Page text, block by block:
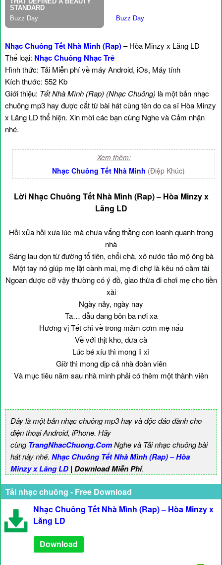
Nhạc Chuông Tết Nhà Mình (Rap)– Hòa Minzy x Lăng LD
Thể loại: Nhạc Chuông Nhạc Trẻ
Hình thức: Tải Miễn phí về máy Android, iOs, Máy tính
Kích thước: 552 Kb
Giới thiệu: Tết Nhà Mình (Rap) (Nhạc Chuông) là một bản nhạc
chuông mp3 hay được cắt từ bài hát cùng tên do ca sĩ Hòa Minzy
x Lăng LD thể hiện. Xin mời các bạn cùng Nghe và Cảm nhận
nhé.
Xem thêm:
Nhạc Chuông Tết Nhà Mình (Điệp Khúc)
Lời Nhạc Chuông Tết Nhà Mình (Rap) – Hòa Minzy x
Lăng LD
Hồi xửa hồi xưa lúc mà chưa vắng thằng con loanh quanh trong
nhà
Sáng lau dọn từ đường tổ tiên, chổi chà, xô nước tảo mộ ông bà
Một tay nó giúp mẹ lặt cành mai, mẹ đi chợ là kêu nó cầm tài
Ngoan được cỡ vậy thường có ý đồ, giao thừa đi chơi mẹ cho tiền
xài
Ngày nảy, ngày nay
Ta… dẫu đang bôn ba nơi xa
Hương vị Tết chỉ về trong mâm cơm mẹ nấu
Về với thịt kho, dưa cà
Lúc bé xíu thì mong lì xì
Giờ thì mong dịp cả nhà đoàn viên
Và mục tiêu năm sau nhà mình phải có thêm một thành viên
Đây là một bản nhạc chuông mp3 hay và độc đáo dành cho
điện thoại Android, iPhone. Hãy
cùngTrangNhacChuong.ComNghe và Tải nhạc chuông bài
hát này nhé. Nhạc Chuông Tết Nhà Mình (Rap) – Hòa
Minzy x Lăng LD | Download Miễn Phí.
Tải nhạc chuông - Free Download
Nhạc Chuông Tết Nhà Mình (Rap) – Hòa Minzy x
Lăng LD
Download